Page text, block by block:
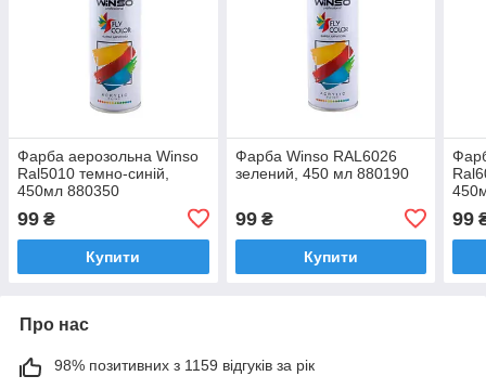
Фарба аерозольна Winso
Ral5010 темно-синій,
450мл 880350
99 ₴
Купити
Фарба Winso RAL6026
зелений, 450 мл 880190
99₴
Купити
99
Про нас
98% позитивних з 1159 відгуків за рік